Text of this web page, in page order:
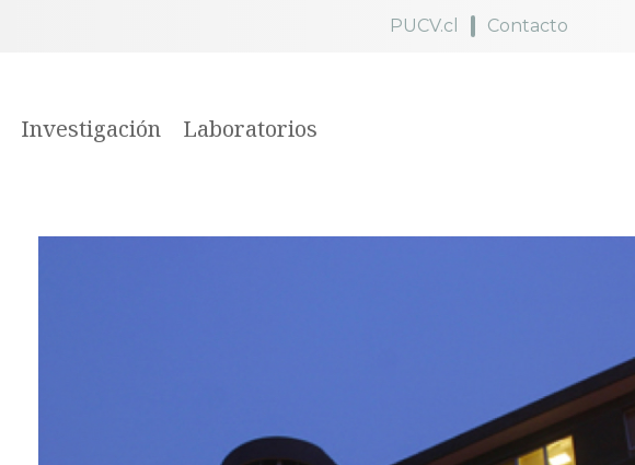
PUCV.cl Contacto
Investigación
Laboratorios